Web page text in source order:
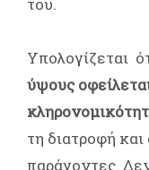
Υπολογίζεται
ύψους
τη διατροφή
παράγοντες.